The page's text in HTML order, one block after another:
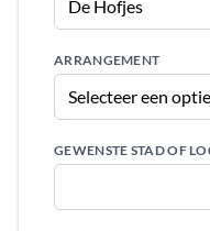
ARRANGEMENT
GEWENSTE STAD OF